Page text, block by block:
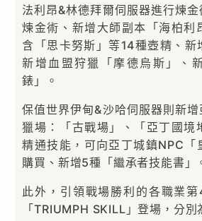
法利昂&林德拜爾伺服器進行煉
煉金術、新增大師副本「海柏利
含「思卡努斯」等14種壺精、新
新增血盟狩獵「摩德烏斯」、
錶」。
保值世界伊甸&沙哈伺服器則新
獵場：「古戰場」、「亞丁國境
精通技能，可向亞丁城鎮NPC「
購買、新增5種「繼承者技能書」
此外，引領戰場勝利的各職業
「TRIUMPH SKILL」登場，分別